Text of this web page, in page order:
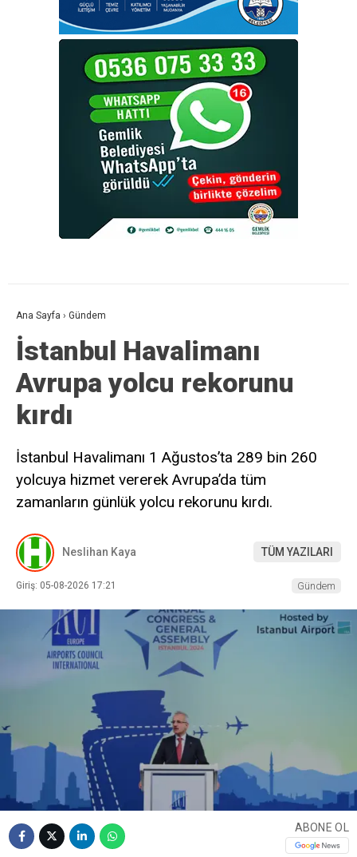
Ana Sayfa › Gündem
İstanbul Havalimanı
Avrupa yolcu rekorunu
kırdı
İstanbul Havalimanı 1 Ağustos’ta 289 bin 260
yolcuya hizmet vererek Avrupa’da tüm
zamanların günlük yolcu rekorunu kırdı.
Neslihan Kaya TÜM YAZILARI
Giriş: 05-08-2026 17:21 Gündem
ABONE OL